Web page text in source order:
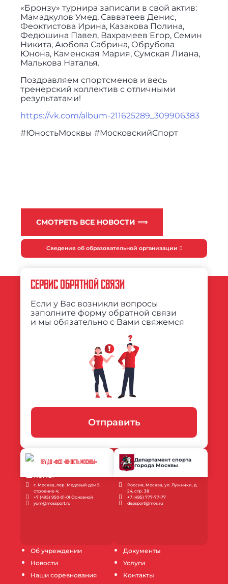
«Бронзу» турнира записали в свой актив:
Мамадкулов Умед, Савватеев Денис,
Феоктистова Ирина, Казакова Полина,
Федюшина Павел, Вахрамеев Егор, Семин
Никита, Аюбова Сабрина, Обрубова
Юнона, Каменская Мария, Сумская Лиана,
Малькова Наталья.
Поздравляем спортсменов и весь
тренерский коллектив с отличными
результатами!
https://vk.com/album-211625289_309906383
#ЮностьМосквы #МосковскийСпорт
СМОТРЕТЬ ВСЕ НОВОСТИ ⟹
Сведения об образовательной организации
Об учреждении
Новости
Наши соревнования
Документы
Услуги
Контакты
СЕРВИС ОБРАТНОЙ СВЯЗИ
Если у Вас возникли вопросы
заполните форму обратной связи
и мы обязательно с Вами свяжемся
Отправить
ГБУ ДО «ФСО «ЮНОСТЬ МОСКВЫ»
г. Москва, пер. Медовый дом 5
строение 4;
+7 (495) 950-01-01 Основной
yum@mossport.ru
Департамент спорта
города Москвы
Россия, Москва, ул. Лужники, д.
24, стр. 38
+7 (495) 777-77-77
depsport@mos.ru